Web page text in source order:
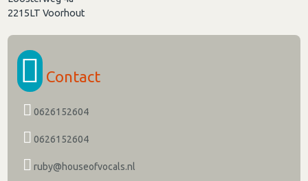
2215LT Voorhout
Contact
0626152604
0626152604
ruby@houseofvocals.nl